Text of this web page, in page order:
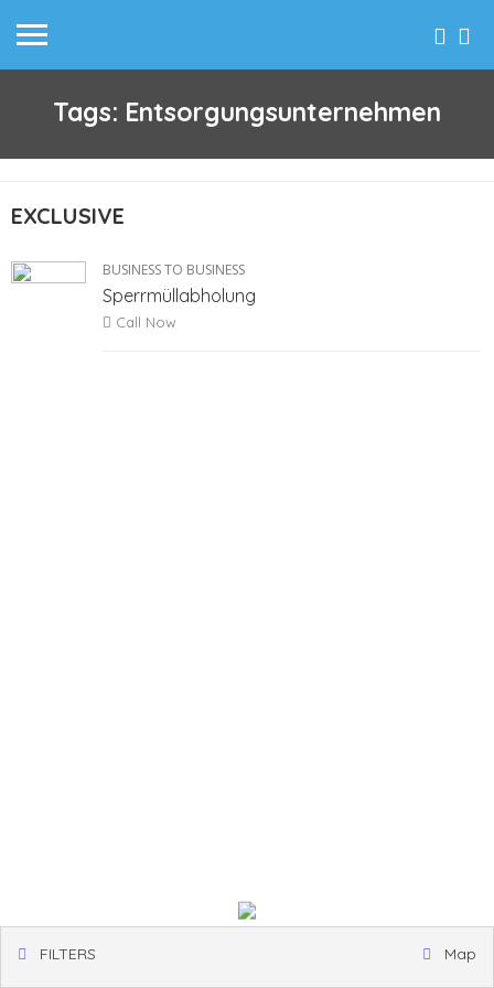
Tags: Entsorgungsunternehmen
EXCLUSIVE
BUSINESS TO BUSINESS
Sperrmüllabholung
Call Now
FILTERS Map